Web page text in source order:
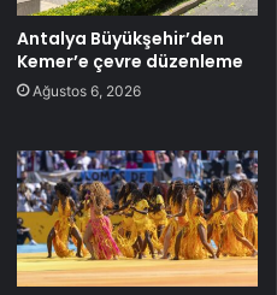
Antalya Büyükşehir’den
Kemer’e çevre düzenleme
Ağustos 6, 2026